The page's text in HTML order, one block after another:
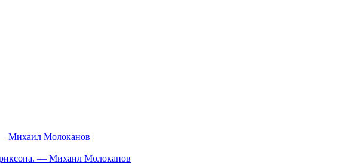
— Михаил Молоканов
— Михаил Молоканов